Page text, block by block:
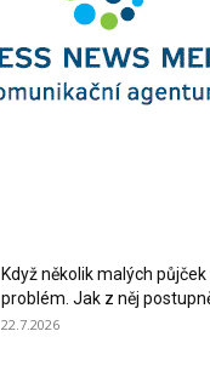
Když několik malých
problém. Jak z něj
22.7.2026